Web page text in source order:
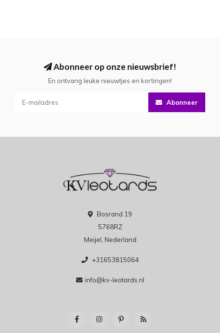
Abonneer op onze nieuwsbrief!
En ontvang leuke nieuwtjes en kortingen!
Abonneer
Bosrand 19
5768RZ
Meijel, Nederland
+31653815064
info@kv-leotards.nl